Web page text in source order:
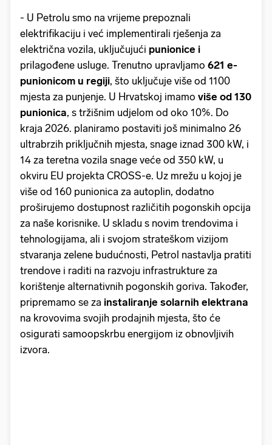
- U Petrolu smo na vrijeme prepoznali
elektrifikaciju i već implementirali rješenja za
električna vozila, uključujući punionice i
prilagođene usluge. Trenutno upravljamo 621 e-
punionicom u regiji, što uključuje više od 1100
mjesta za punjenje. U Hrvatskoj imamo više od 130
punionica, s tržišnim udjelom od oko 10%. Do
kraja 2026. planiramo postaviti još minimalno 26
ultrabrzih priključnih mjesta, snage iznad 300 kW, i
14 za teretna vozila snage veće od 350 kW, u
okviru EU projekta CROSS-e. Uz mrežu u kojoj je
više od 160 punionica za autoplin, dodatno
proširujemo dostupnost različitih pogonskih opcija
za naše korisnike. U skladu s novim trendovima i
tehnologijama, ali i svojom strateškom vizijom
stvaranja zelene budućnosti, Petrol nastavlja pratiti
trendove i raditi na razvoju infrastrukture za
korištenje alternativnih pogonskih goriva. Također,
pripremamo se za instaliranje solarnih elektrana
na krovovima svojih prodajnih mjesta, što će
osigurati samoopskrbu energijom iz obnovljivih
izvora.